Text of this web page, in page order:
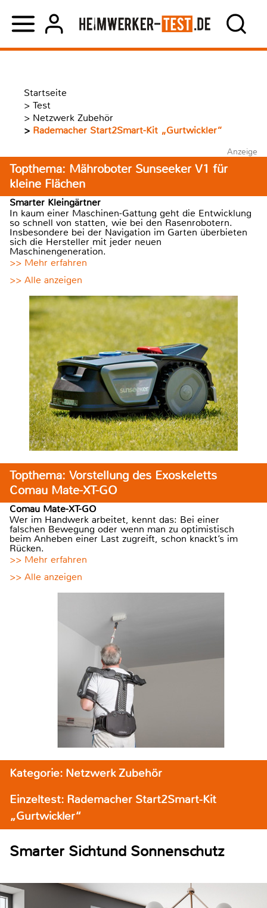
Startseite
> Test
> Netzwerk Zubehör
> Rademacher Start2Smart-Kit „Gurtwickler“
Anzeige
Topthema: Mähroboter Sunseeker V1 für
kleine Flächen
Smarter Kleingärtner
In kaum einer Maschinen-Gattung geht die Entwicklung
so schnell von statten, wie bei den Rasenrobotern.
Insbesondere bei der Navigation im Garten überbieten
sich die Hersteller mit jeder neuen
Maschinengeneration.
>> Mehr erfahren
>> Alle anzeigen
Topthema: Vorstellung des Exoskeletts
Comau Mate-XT-GO
Comau Mate-XT-GO
Wer im Handwerk arbeitet, kennt das: Bei einer
falschen Bewegung oder wenn man zu optimistisch
beim Anheben einer Last zugreift, schon knackt’s im
Rücken.
>> Mehr erfahren
>> Alle anzeigen
Kategorie: Netzwerk Zubehör
Einzeltest: Rademacher Start2Smart-Kit
„Gurtwickler“
Smarter Sichtund Sonnenschutz